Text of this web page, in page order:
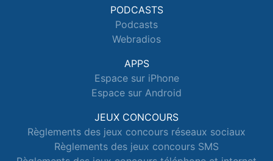
PODCASTS
Podcasts
Webradios
APPS
Espace sur iPhone
Espace sur Android
JEUX CONCOURS
Règlements des jeux concours réseaux sociaux
Règlements des jeux concours SMS